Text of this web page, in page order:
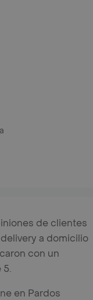
de clientes
a domicilio
con un
5.
en Pardos